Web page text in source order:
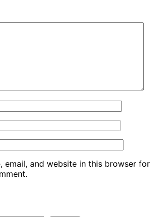
email, and website in this browser for